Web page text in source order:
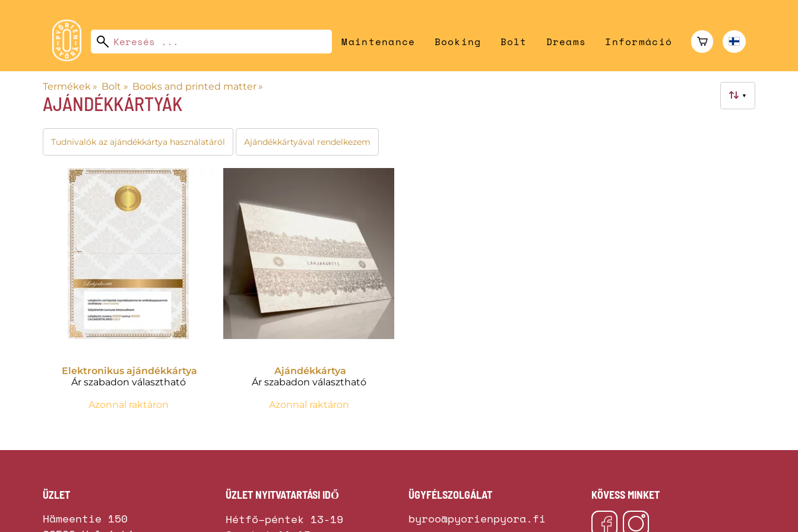
Maintenance Booking Bolt Dreams Információ
Termékek ‪» Bolt ‪» Books and printed matter ‪»
▼
AJÁNDÉKKÁRTYÁK
Tudnivalók az ajándékkártya használatáról Ajándékkártyával rendelkezem
Elektronikus ajándékkártya
Ár szabadon választható
Azonnal raktáron
Ajándékkártya
Ár szabadon választható
Azonnal raktáron
ÜZLET
Hämeentie 150
ÜZLET NYITVATARTÁSI IDŐ
Hétfő–péntek 13-19
ÜGYFÉLSZOLGÁLAT
byroo@pyorienpyora.fi
KÖVESS MINKET